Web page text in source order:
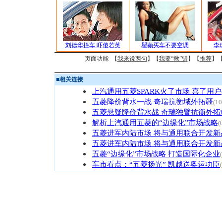
刘德华撞车 吓傻若英 瞿颖买车不要空调
李
页面功能 【我来说两句 】【我要“揪”错】【推荐】
■相关连接
上汽通用五菱SPARK火了市场 喜了用
五菱降价背水一战 奇瑞抗衡域外拓疆
五菱悬疑降价背水战 奇瑞独臂抗衡外拓
解析上汽通用五菱的“边缘化”市场战略
五菱进军内陆市场 将与通用联合开发新
五菱进军内陆市场 将与通用联合开发新
五菱“边缘化”市场战略 打造国际化企业
车市看点：“五菱扬光” 凯越送奥运功臣